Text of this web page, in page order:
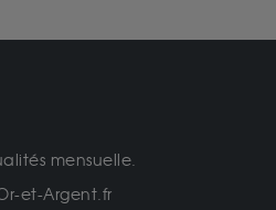
mensuelle.
et-Argent.fr